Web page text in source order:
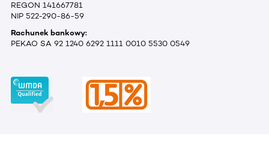
REGON 141667781
NIP 522-290-86-59
Rachunek bankowy:
PEKAO SA 92 1240 6292 1111 0010 5530 0549